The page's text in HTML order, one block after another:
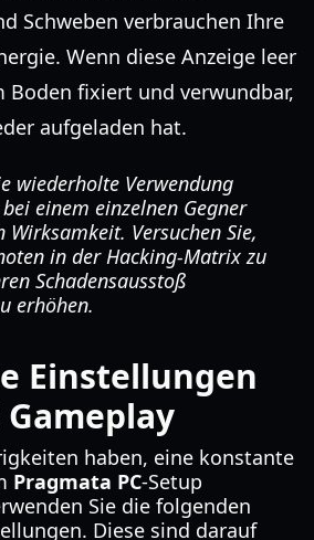
Schweben verbrauchen Ihre
Wenn diese Anzeige leer
Boden fixiert und verwundbar,
aufgeladen hat.
wiederholte Verwendung
einem einzelnen Gegner
Wirksamkeit. Versuchen Sie,
in der Hacking-Matrix zu
Schadensausstoß
erhöhen.
Einstellungen
Gameplay
haben, eine konstante
Pragmata PC-Setup
Sie die folgenden
Diese sind darauf